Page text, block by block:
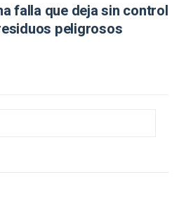
falla que deja sin control
peligrosos